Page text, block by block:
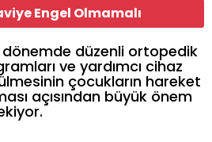
Engel Olmamalı
düzenli ortopedik
ve yardımcı cihaz
çocukların hareket
açısından büyük önem